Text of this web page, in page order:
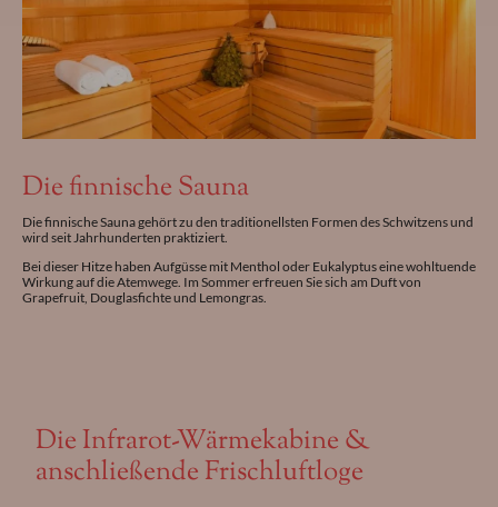
Die finnische Sauna
Die finnische Sauna gehört zu den traditionellsten Formen des Schwitzens und
wird seit Jahrhunderten praktiziert.
Bei dieser Hitze haben Aufgüsse mit Menthol oder Eukalyptus eine wohltuende
Wirkung auf die Atemwege. Im Sommer erfreuen Sie sich am Duft von
Grapefruit, Douglasfichte und Lemongras.
Die Infrarot-Wärmekabine &
anschließende Frischluftloge